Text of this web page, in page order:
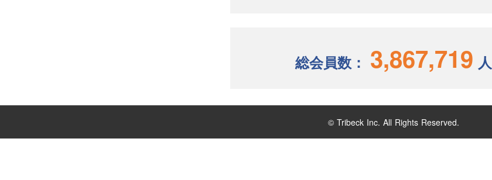
総会員数： 3,867,719 人
© Tribeck Inc. All Rights Reserved.